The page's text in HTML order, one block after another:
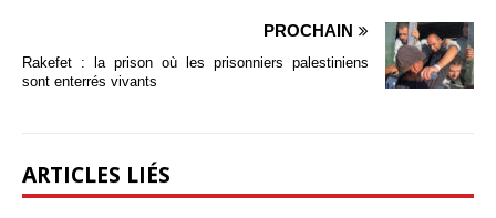
PROCHAIN
Rakefet : la prison où les prisonniers palestiniens
sont enterrés vivants
ARTICLES LIÉS